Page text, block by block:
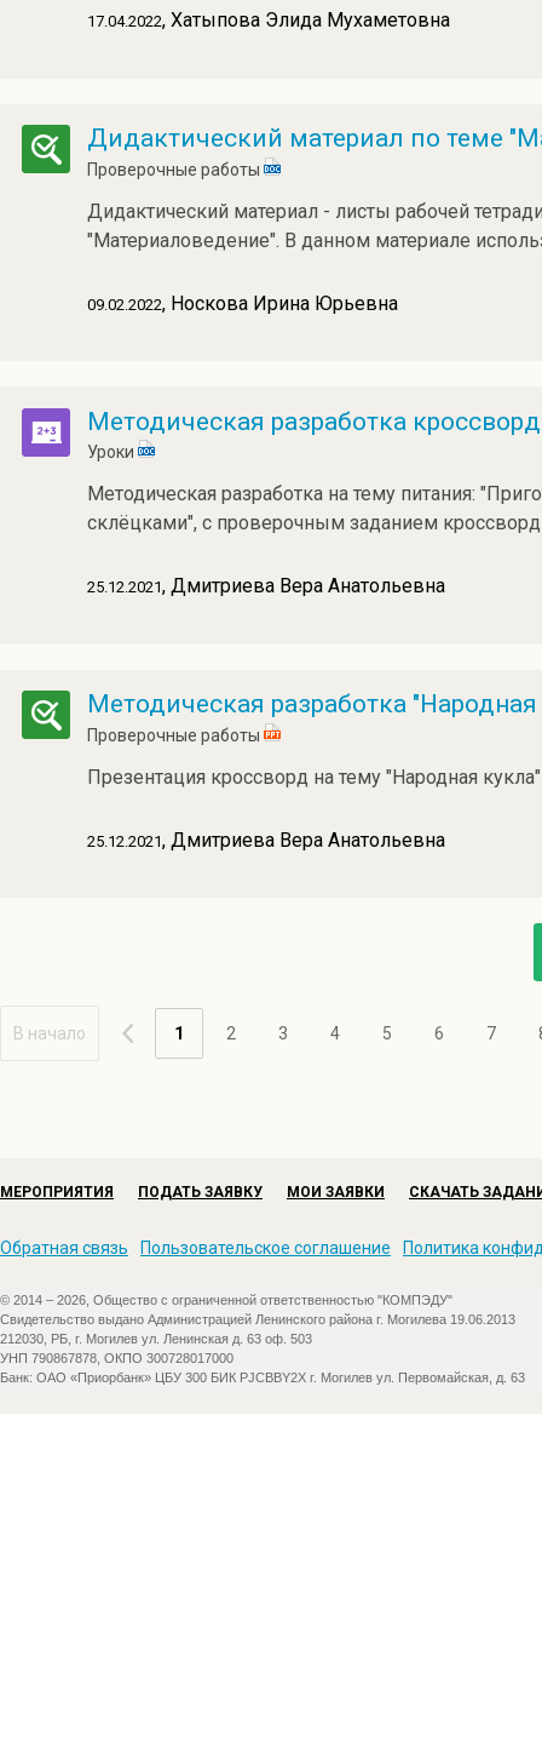
17.04.2022, Хатыпова Элида Мухаметовна
Дидактический материал по теме
Проверочные работы
Дидактический материал - листы рабочей
"Материаловедение". В данном материале
09.02.2022, Носкова Ирина Юрьевна
Методическая разработка кроссворд
Уроки
Методическая разработка на тему питания:
склёцками", с проверочным заданием
25.12.2021, Дмитриева Вера Анатольевна
Методическая разработка "Народная
Проверочные работы
Презентация кроссворд на тему "Народная кукла"
25.12.2021, Дмитриева Вера Анатольевна
В начало 1 2 3 4 5 6 7
МЕРОПРИЯТИЯ ПОДАТЬ ЗАЯВКУ МОИ ЗАЯВКИ СКАЧАТЬ
Обратная связь Пользовательское соглашение Политика
© 2014 – 2026, Общество с ограниченной ответственностью "КОМПЭДУ"
Свидетельство выдано Администрацией Ленинского района г. Могилева 19.06.2013
212030, РБ, г. Могилев ул. Ленинская д. 63 оф. 503
УНП 790867878, ОКПО 300728017000
Банк: ОАО «Приорбанк» ЦБУ 300 БИК PJCBBY2X г. Могилев ул. Первомайская, д. 63